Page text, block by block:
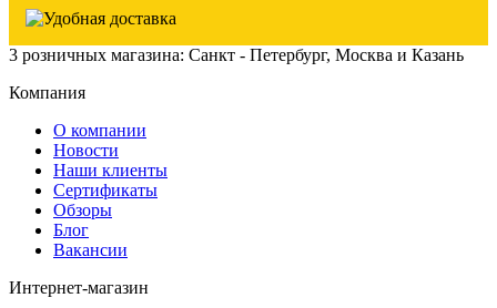
3 розничных магазина: Санкт - Петербург, Москва и Казань
Компания
О компании
Новости
Наши клиенты
Сертификаты
Обзоры
Блог
Вакансии
Интернет-магазин